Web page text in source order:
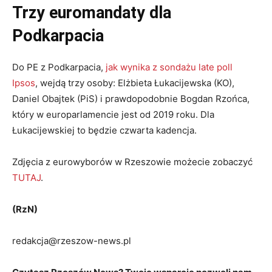
Trzy euromandaty dla
Podkarpacia
Do PE z Podkarpacia, jak wynika z sondażu late poll
Ipsos, wejdą trzy osoby: Elżbieta Łukacijewska (KO),
Daniel Obajtek (PiS) i prawdopodobnie Bogdan Rzońca,
który w europarlamencie jest od 2019 roku. Dla
Łukacijewskiej to będzie czwarta kadencja.
Zdjęcia z eurowyborów w Rzeszowie możecie zobaczyć
TUTAJ.
(RzN)
redakcja@rzeszow-news.pl